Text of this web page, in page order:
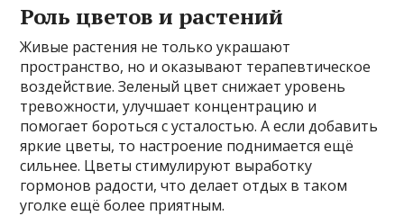
Роль цветов и растений
Живые растения не только украшают
пространство, но и оказывают терапевтическое
воздействие. Зеленый цвет снижает уровень
тревожности, улучшает концентрацию и
помогает бороться с усталостью. А если добавить
яркие цветы, то настроение поднимается ещё
сильнее. Цветы стимулируют выработку
гормонов радости, что делает отдых в таком
уголке ещё более приятным.